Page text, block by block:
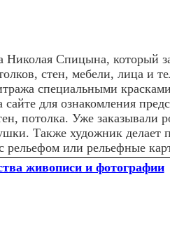
Николая Спицына, который
стен, мебели, лица и
специальными
для ознакомления
потолка. Уже заказывали
Также художник делает
рельефом или рельефные
живописи и фотографии